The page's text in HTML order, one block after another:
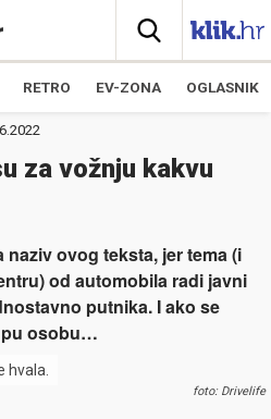
RETRO EV-ZONA OGLASNIK
za vožnju kakvu
ovog teksta, jer tema (i
od automobila radi javni
putnika. I ako se
osobu…
hvala.
foto: Drivelife